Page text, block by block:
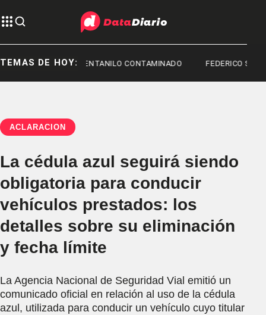
TEMAS DE HOY:
TOYOTA FENTANILO CONTAMINADO FEDERICO
ACLARACIÓN
La cédula azul seguirá siendo
obligatoria para conducir
vehículos prestados: los
detalles sobre su eliminación
y fecha límite
La Agencia Nacional de Seguridad Vial emitió un
comunicado oficial en relación al uso de la cédula
azul, utilizada para conducir un vehículo cuyo titular